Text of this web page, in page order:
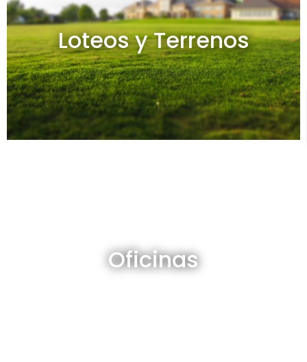
Loteos y Terrenos
Loteos y terrenos en venta
Ver todos
Oficinas